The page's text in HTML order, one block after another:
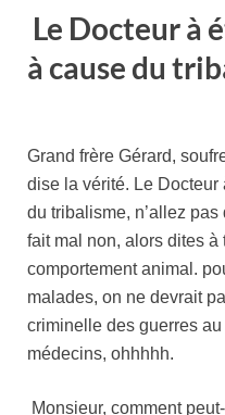
Le Docteur à
à cause du
Grand frère Gérard,
dise la vérité. Le
du tribalisme, n’allez
fait mal non, alors dites à
comportement animal.
malades, on ne devrait
criminelle des guerres
médecins, ohhhhh.
Monsieur, comment